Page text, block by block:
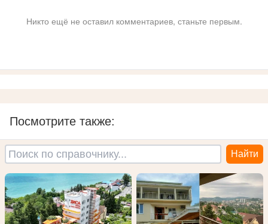
Никто ещё не оставил комментариев, станьте первым.
Посмотрите также: